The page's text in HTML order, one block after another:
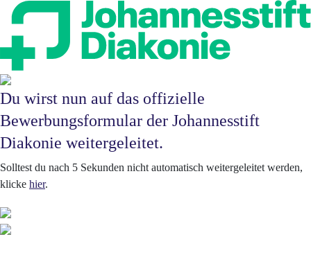
Direkt zum Inhalt
Du wirst nun auf das offizielle
Bewerbungsformular der Johannesstift
Diakonie weitergeleitet.
Solltest du nach 5 Sekunden nicht automatisch weitergeleitet werden,
klicke hier.